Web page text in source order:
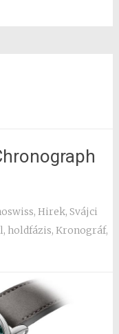
, Hirek, Svájci
, holdfázis,Kronográf,